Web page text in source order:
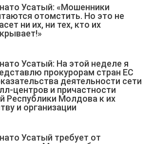
Усатый: «Мошенники
отомстить. Но это не
ни их, ни тех, кто их
Усатый: На этой неделе я
прокурорам стран ЕС
деятельности сети
центров и причастности
Республики Молдова к их
и организации
Усатый требует от